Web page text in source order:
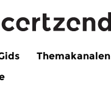
Themakanalen